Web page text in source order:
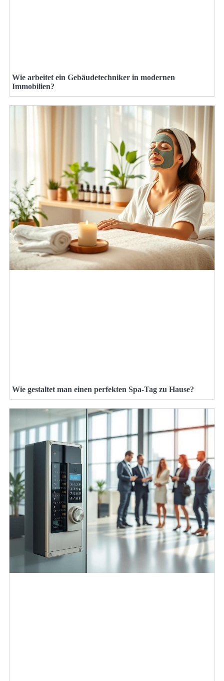
Wie arbeitet ein Gebäudetechniker in modernen
Immobilien?
Wie gestaltet man einen perfekten Spa-Tag zu Hause?